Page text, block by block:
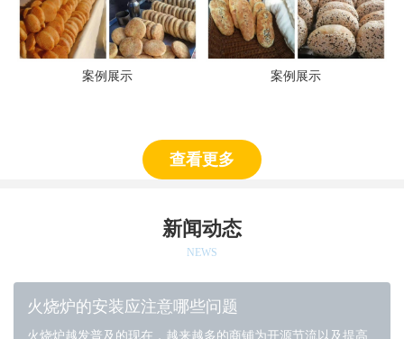
案例展示 案例展示
查看更多
新闻动态
NEWS
火烧炉的安装应注意哪些问题
火烧炉越发普及的现在，越来越多的商铺为开源节流以及提高